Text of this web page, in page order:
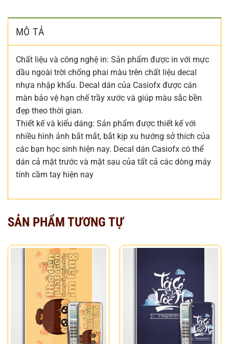
MÔ TẢ
Chất liệu và công nghệ in: Sản phẩm được in với mực
dầu ngoài trời chống phai màu trên chất liệu decal
nhựa nhập khẩu. Decal dán của Casiofx được cán
màn bảo vệ hạn chế trầy xước và giúp màu sắc bền
đẹp theo thời gian.
Thiết kế và kiểu dáng: Sản phẩm được thiết kế với
nhiều hình ảnh bắt mắt, bắt kịp xu hướng sở thích của
các bạn học sinh hiện nay. Decal dán Casiofx có thể
dán cả mặt trước và mặt sau của tất cả các dòng máy
tính cầm tay hiện nay
SẢN PHẨM TƯƠNG TỰ